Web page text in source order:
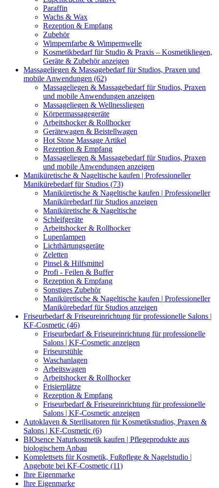
Paraffin
Wachs & Wax
Rezeption & Empfang
Zubehör
Wimpernfarbe & Wimpernwelle
Kosmetikbedarf für Studio & Praxis – Kosmetikliegen,
Geräte & Zubehör anzeigen
Massageliegen & Massagebedarf für Studios, Praxen und
mobile Anwendungen (62)
Massageliegen & Massagebedarf für Studios, Praxen
und mobile Anwendungen anzeigen
Massageliegen & Wellnessliegen
Körpermassagegeräte
Arbeitshocker & Rollhocker
Gerätewagen & Beistellwagen
Hot Stone Massage Artikel
Rezeption & Empfang
Massageliegen & Massagebedarf für Studios, Praxen
und mobile Anwendungen anzeigen
Maniküretische & Nageltische kaufen | Professioneller
Manikürebedarf für Studios (73)
Maniküretische & Nageltische kaufen | Professioneller
Manikürebedarf für Studios anzeigen
Maniküretische & Nageltische
Schleifgeräte
Arbeitshocker & Rollhocker
Lupenlampen
Lichthärtungsgeräte
Zeletten
Pinsel & Hilfsmittel
Profi - Feilen & Buffer
Rezeption & Empfang
Sonstiges Zubehör
Maniküretische & Nageltische kaufen | Professioneller
Manikürebedarf für Studios anzeigen
Friseurbedarf & Friseureinrichtung für professionelle Salons |
KF-Cosmetic (46)
Friseurbedarf & Friseureinrichtung für professionelle
Salons | KF-Cosmetic anzeigen
Friseurstühle
Waschanlagen
Arbeitswagen
Arbeitshocker & Rollhocker
Frisierplätze
Rezeption & Empfang
Friseurbedarf & Friseureinrichtung für professionelle
Salons | KF-Cosmetic anzeigen
Autoklaven & Sterilisatoren für Kosmetikstudios, Praxen &
Salons | KF-Cosmetic (6)
BIOsence Naturkosmetik kaufen | Pflegeprodukte aus
biologischem Anbau
Komplettsets für Kosmetik, Fußpflege & Nagelstudio |
Angebote bei KF-Cosmetic (11)
Ihre Eigenmarke
Ihre Eigenmarke